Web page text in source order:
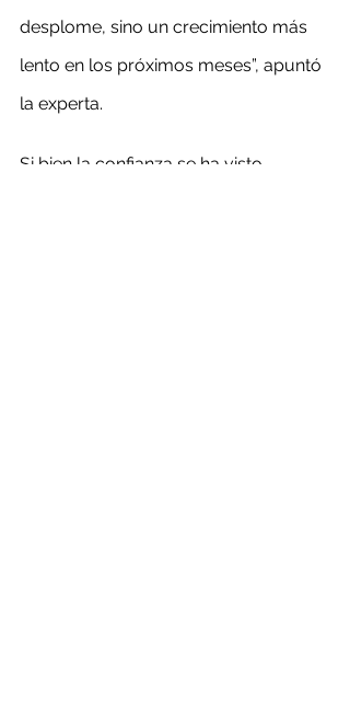
desplome, sino un crecimiento más
lento en los próximos meses”, apuntó
la experta.
Si bien la confianza se ha visto